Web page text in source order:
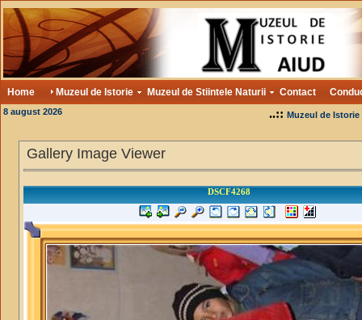
Home Muzeul de Istorie Muzeul de Stiintele Naturii Contact
8 august 2026 ..:: Muzeul de Istorie
Gallery Image Viewer
DSCF4268